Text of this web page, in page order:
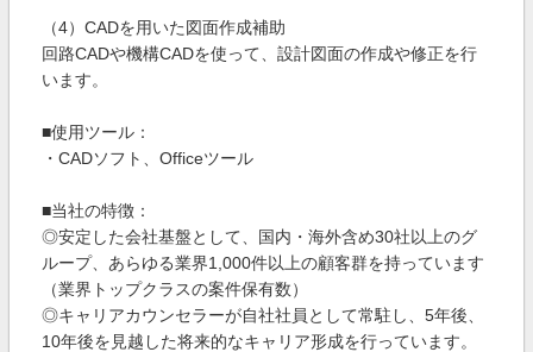
（4）CADを用いた図面作成補助
回路CADや機構CADを使って、設計図面の作成や修正を行
います。
■使用ツール：
・CADソフト、Officeツール
■当社の特徴：
◎安定した会社基盤として、国内・海外含め30社以上のグ
ループ、あらゆる業界1,000件以上の顧客群を持っています
（業界トップクラスの案件保有数）
◎キャリアカウンセラーが自社社員として常駐し、5年後、
10年後を見越した将来的なキャリア形成を行っています。